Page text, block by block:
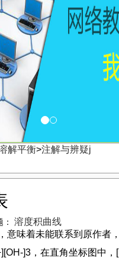
解平衡>注解与辨疑j
溶度积曲线
意味着未能联系到原作
]3，在直角坐标图中